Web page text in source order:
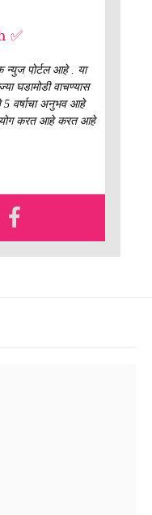
✅
न्युज पोर्टल आहे . या
घडामोडी वाचण्यास
5 वर्षाचा अनुभव आहे
करत आहे करत आहे